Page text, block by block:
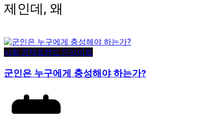
제인데, 왜
사회·경제 트렌드·인사이트
군인은 누구에게 충성해야 하는가?